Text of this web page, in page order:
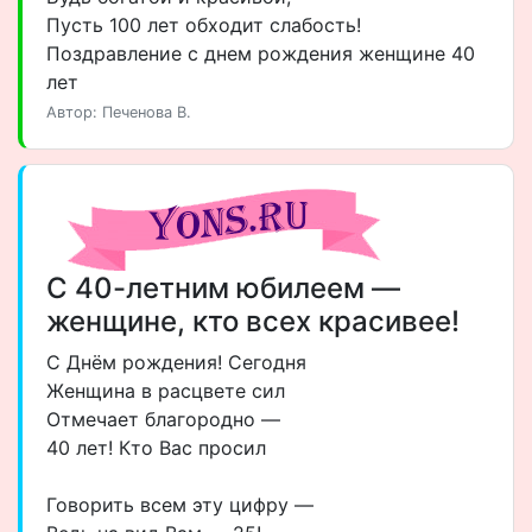
Пусть 100 лет обходит слабость!
Поздравление с днем рождения женщине 40
лет
Автор: Печенова В.
С 40-летним юбилеем —
женщине, кто всех красивее!
С Днём рождения! Сегодня
Женщина в расцвете сил
Отмечает благородно —
40 лет! Кто Вас просил
Говорить всем эту цифру —